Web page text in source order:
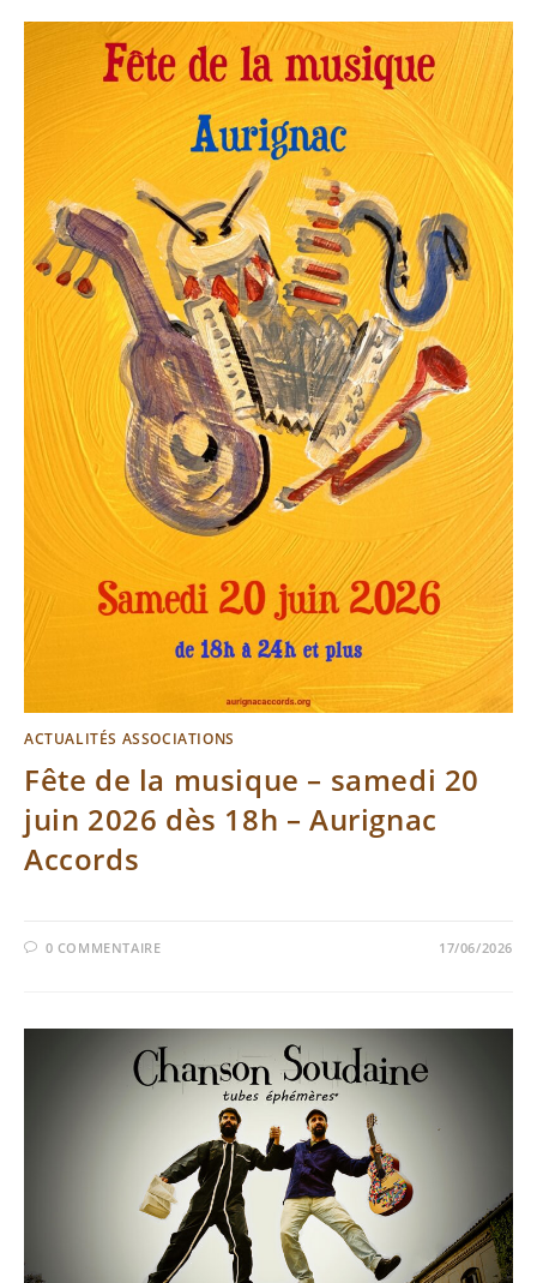
ACTUALITÉS ASSOCIATIONS
Fête de la musique – samedi 20
juin 2026 dès 18h – Aurignac
Accords
0 COMMENTAIRE 17/06/2026